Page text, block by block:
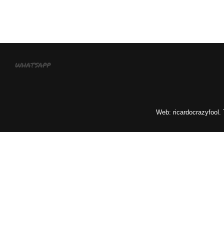
whatsapp
Web: